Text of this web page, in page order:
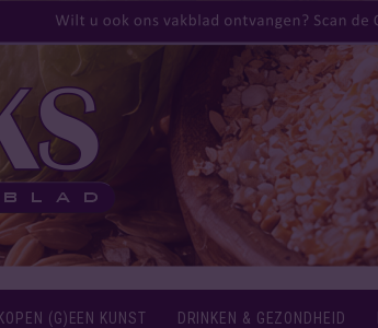
(G)EEN KUNST DRINKEN & GEZONDHEID